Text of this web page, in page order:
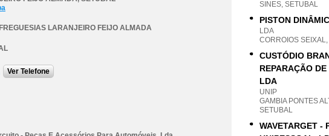
LARANJEIRO FEIJO ALMADA
Ver Telefone
SINES, SETUBAL
PISTON
LDA
CORROIOS
CUSTÓDIO
REPARAÇÃO
LDA
UNIP
GAMBIA PONTES
SETUBAL
WAVETARGET -